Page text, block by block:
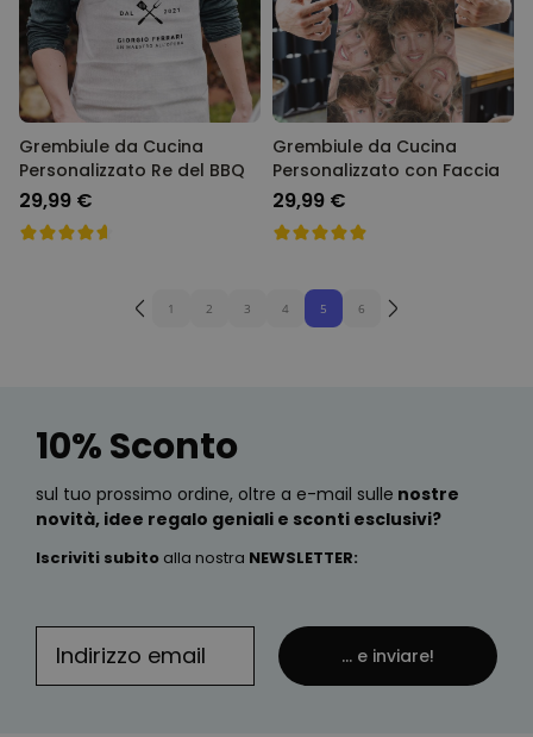
Grembiule da Cucina
Personalizzato Re del BBQ
29,99 €
Grembiule da Cucina
Personalizzato con Faccia
29,99 €
1 2 3 4 5 6
10% Sconto
sul tuo prossimo ordine, oltre a e-mail sulle nostre
novità, idee regalo geniali e sconti esclusivi?
Iscriviti subito alla nostra NEWSLETTER:
... e inviare!